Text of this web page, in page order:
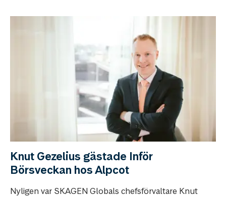
Knut Gezelius gästade Inför
Börsveckan hos Alpcot
Nyligen var SKAGEN Globals chefsförvaltare Knut